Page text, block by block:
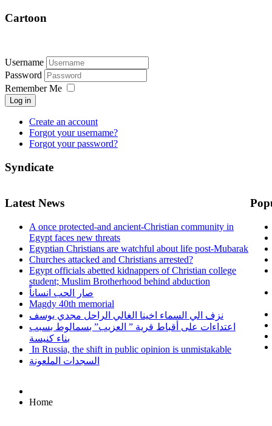
Cartoon
Username
Password
Remember Me
Log in
Create an account
Forgot your username?
Forgot your password?
Syndicate
Latest News
A once protected-and ancient-Christian community in
Egypt faces new threats
Egyptian Christians are watchful about life post-Mubarak
Churches attacked and Christians arrested?
Egypt officials abetted kidnappers of Christian college
student; Muslim Brotherhood behind abduction
صار الحب انساناً
Magdy 40th memorial
نزف الي السماء اخينا الغالي الراحل مجدي يوسف
اعتداءات على أقباط قرية ” العزيب” بسمالوط بسبب
بناء كنيسة
In Russia, the shift in public opinion is unmistakable
السجدات الملعونة
Home